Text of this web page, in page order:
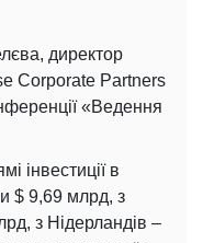
директор
Corporate Partners
«Ведення
інвестиції в
$ 9,69 млрд, з
з Нідерландів –